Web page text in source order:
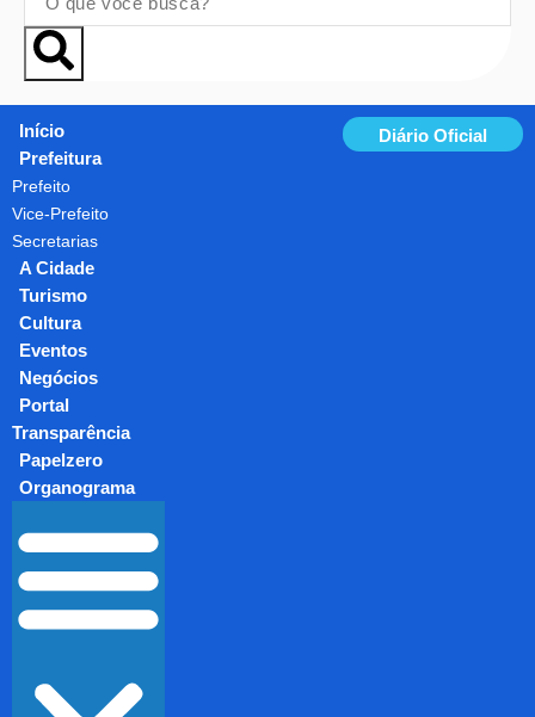
Início
Prefeitura
Prefeito
Vice-Prefeito
Secretarias
A Cidade
Turismo
Cultura
Eventos
Negócios
Portal
Transparência
Papelzero
Organograma
Diário Oficial